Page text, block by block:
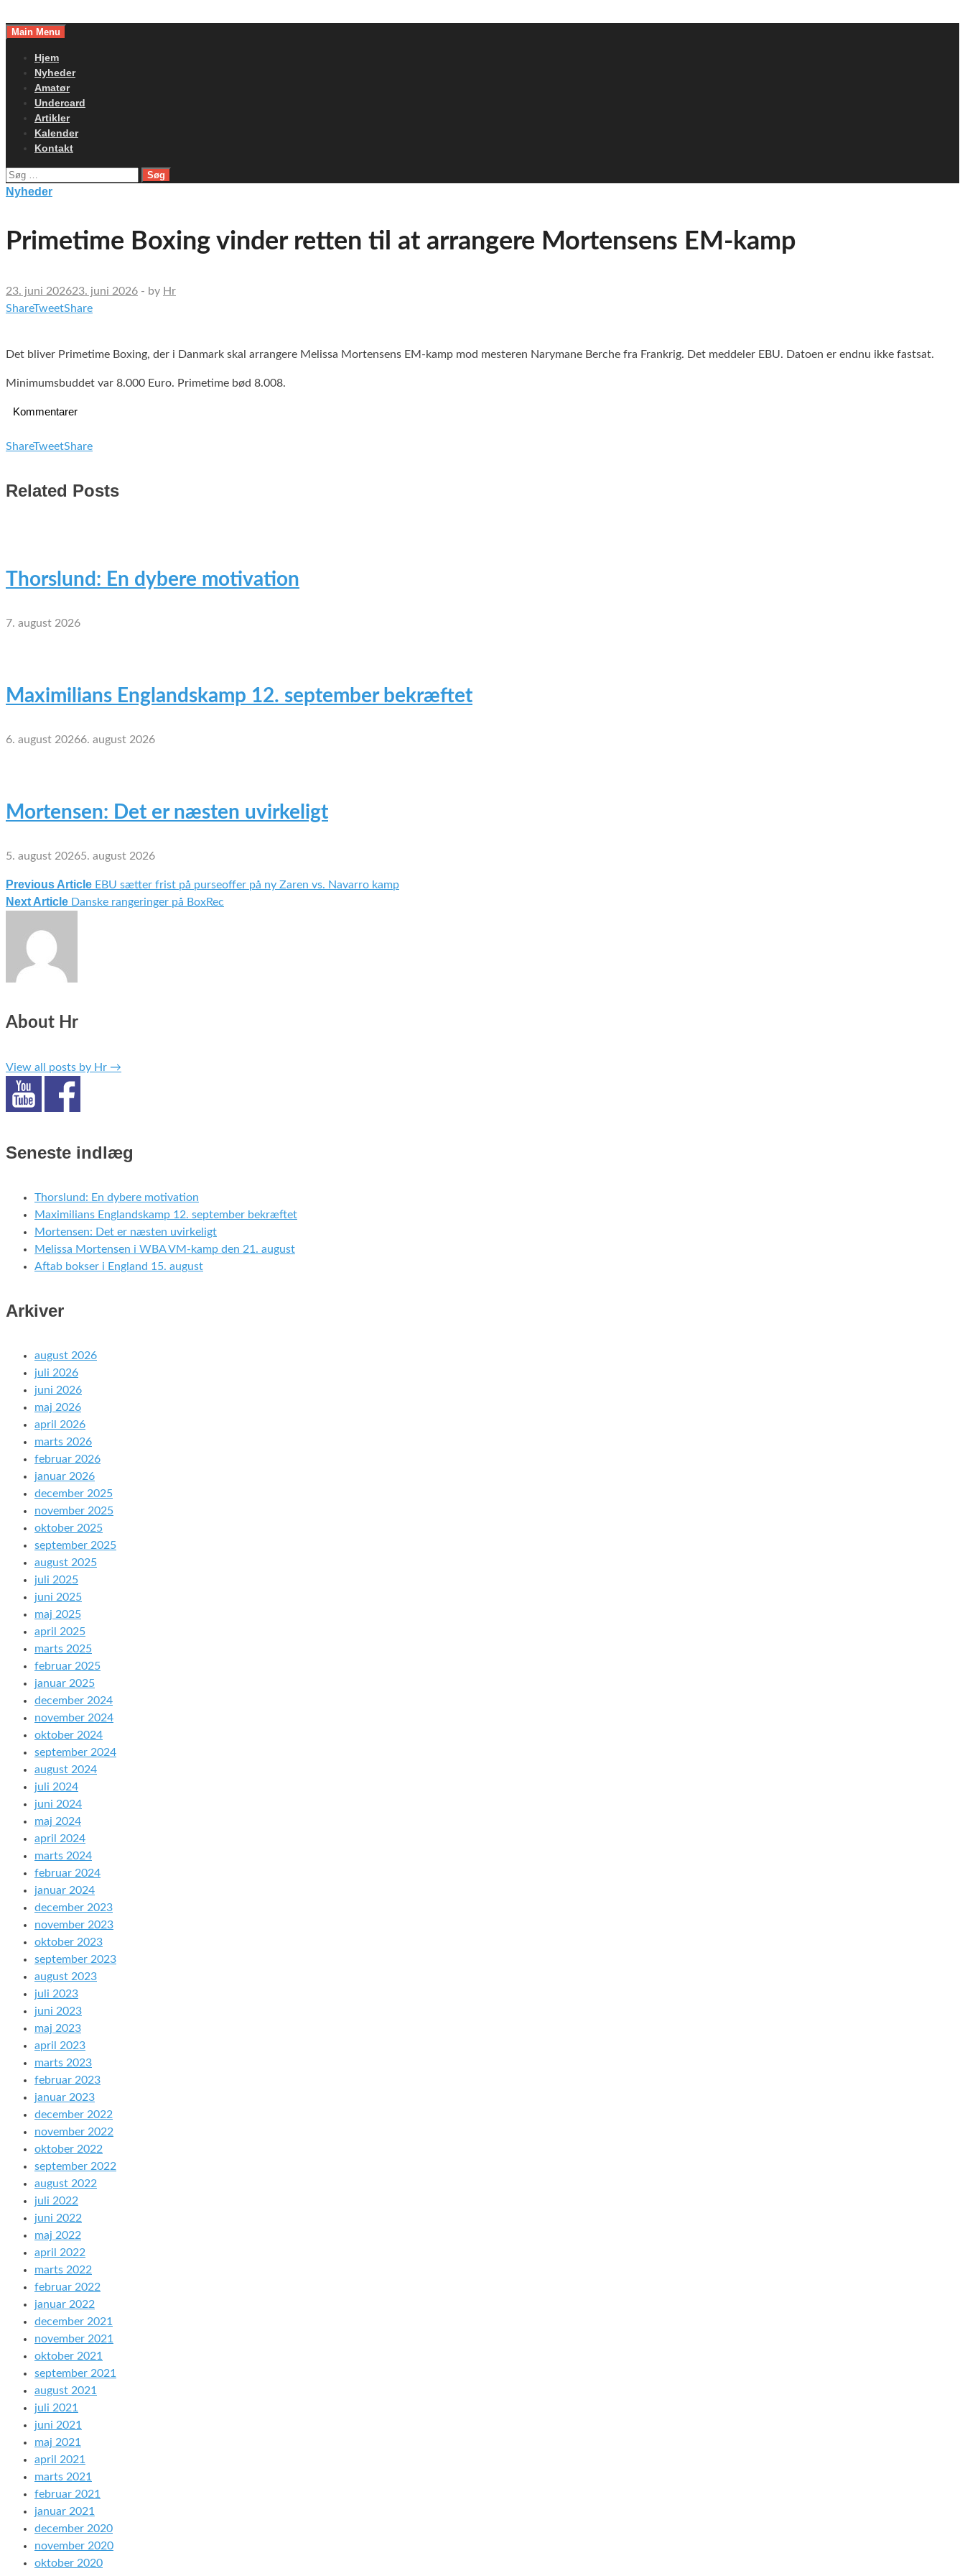
toMain Menu
Hjem
Nyheder
Amatør
Undercard
Artikler
Kalender
Kontakt
Søg
efter:
Nyheder
Primetime Boxing vinder retten til at arrangere Mortensens EM-kamp
23. juni 202623. juni 2026 - by Hr
ShareTweetShare
Det bliver Primetime Boxing, der i Danmark skal arrangere Melissa Mortensens EM-kamp mod mesteren Narymane Berche fra Frankrig. Det meddeler EBU. Datoen er endnu ikke fastsat.
Minimumsbuddet var 8.000 Euro. Primetime bød 8.008.
Kommentarer
ShareTweetShare
Related Posts
Thorslund: En dybere motivation
7. august 2026
Maximilians Englandskamp 12. september bekræftet
6. august 20266. august 2026
Mortensen: Det er næsten uvirkeligt
5. august 20265. august 2026
Indlægsnavigation
Previous Article EBU sætter frist på purseoffer på ny Zaren vs. Navarro kamp
Next Article Danske rangeringer på BoxRec
About Hr
View all posts by Hr →
Seneste indlæg
Thorslund: En dybere motivation
Maximilians Englandskamp 12. september bekræftet
Mortensen: Det er næsten uvirkeligt
Melissa Mortensen i WBA VM-kamp den 21. august
Aftab bokser i England 15. august
Arkiver
august 2026
juli 2026
juni 2026
maj 2026
april 2026
marts 2026
februar 2026
januar 2026
december 2025
november 2025
oktober 2025
september 2025
august 2025
juli 2025
juni 2025
maj 2025
april 2025
marts 2025
februar 2025
januar 2025
december 2024
november 2024
oktober 2024
september 2024
august 2024
juli 2024
juni 2024
maj 2024
april 2024
marts 2024
februar 2024
januar 2024
december 2023
november 2023
oktober 2023
september 2023
august 2023
juli 2023
juni 2023
maj 2023
april 2023
marts 2023
februar 2023
januar 2023
december 2022
november 2022
oktober 2022
september 2022
august 2022
juli 2022
juni 2022
maj 2022
april 2022
marts 2022
februar 2022
januar 2022
december 2021
november 2021
oktober 2021
september 2021
august 2021
juli 2021
juni 2021
maj 2021
april 2021
marts 2021
februar 2021
januar 2021
december 2020
november 2020
oktober 2020